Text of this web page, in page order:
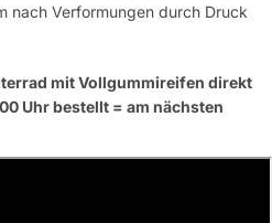
nach Verformungen durch Druck
mit Vollgummireifen direkt
Uhr bestellt = am nächsten